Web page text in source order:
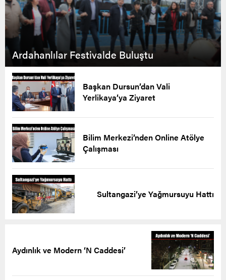
Ardahanlılar Festivalde Buluştu
Başkan Dursun’dan Vali
Yerlikaya’ya Ziyaret
Bilim Merkezi’nden Online Atölye
Çalışması
Sultangazi’ye Yağmursuyu Hattı
Aydınlık ve Modern ‘N Caddesi’